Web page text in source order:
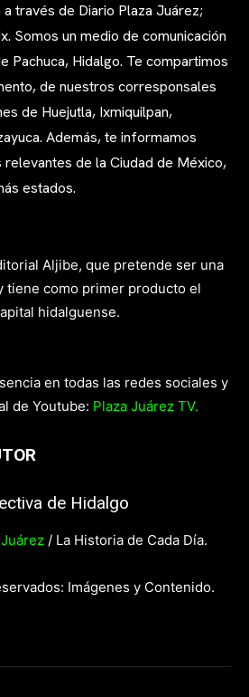
a través de Diario Plaza Juárez;
Somos un medio de comunicación
Pachuca, Hidalgo. Te compartimos
de nuestros corresponsales
de Huejutla, Ixmiquilpan,
Además, te informamos
de la Ciudad de México,
estados.
Aljibe, que pretende ser una
tiene como primer producto el
hidalguense.
en todas las redes sociales y
de Youtube: Plaza Juárez TV.
de Hidalgo
/ La Historia de Cada Día.
Imágenes y Contenido.